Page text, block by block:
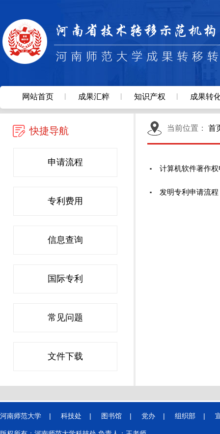
网站首页 成果汇粹 知识产权 成果转
快捷导航
申请流程
专利费用
信息查询
国际专利
常见问题
文件下载
当前位置： 首
计算机软件著作
发明专利申请流程
河南师范大学 | 科技处 | 图书馆 | 党办 | 组织部 |